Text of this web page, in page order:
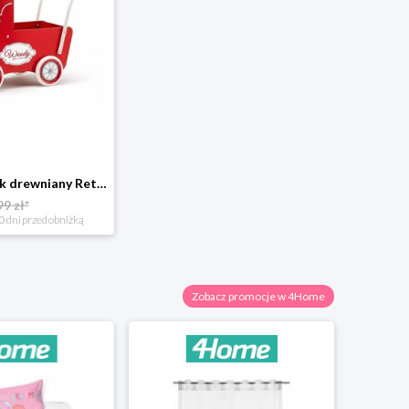
Woody Wózek drewniany Retro, 40,5 x 21,5 x 46,5 cm
zł*
dni przed obniżką
Zobacz promocje w 4Home